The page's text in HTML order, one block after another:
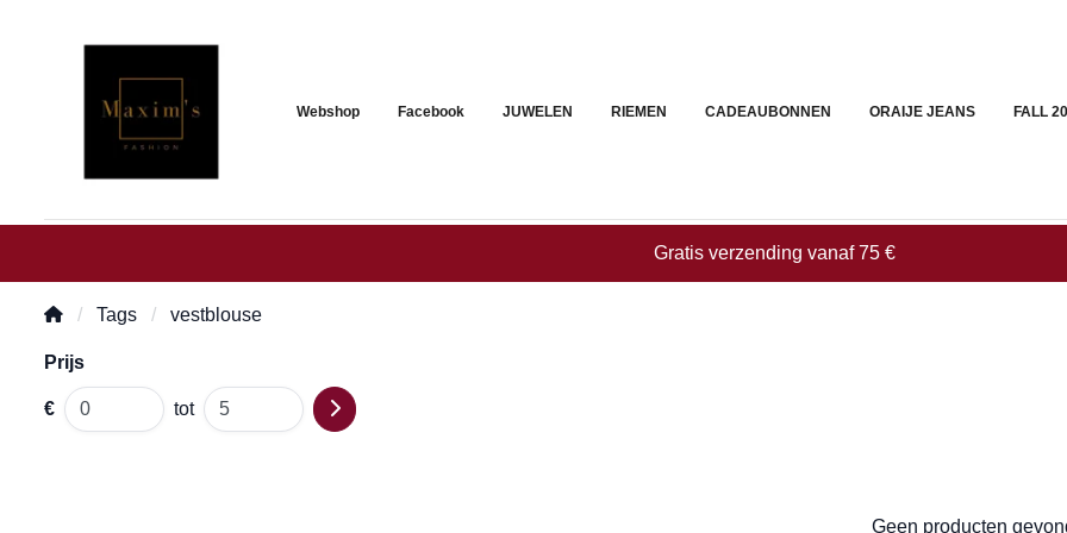
Webshop Facebook JUWELEN RIEMEN CADEAUBONNEN ORAIJE JEANS FALL
Gratis verzending vanaf 75 €
Tags vestblouse
Prijs
€ tot
Geen producten